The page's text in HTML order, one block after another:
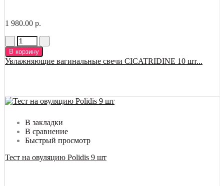
1 980.00 р.
В корзину
Увлажняющие вагинальные свечи CICATRIDINE 10 шт...
В закладки
В сравнение
Быстрый просмотр
Тест на овуляцию Polidis 9 шт